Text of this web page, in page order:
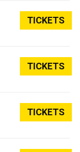
TICKETS
TICKETS
TICKETS